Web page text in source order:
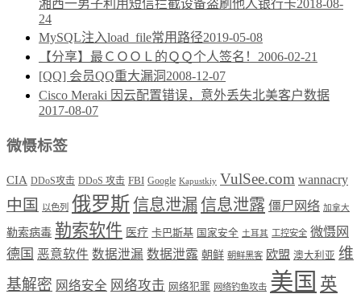
湘西一男子利用短信拦截设备盗刷他人银行卡2018-08-
24
MySQL注入load_file常用路径2019-05-08
【分享】最ＣＯＯＬ的ＱＱ个人签名！ 2006-02-21
[QQ] 会员QQ重大漏洞 2008-12-07
Cisco Meraki 因云配置错误，意外丢失北美客户数据
2017-08-07
微慑标签
CIA DDoS攻击 DDoS 攻击 FBI Google Kapustkiy VulSee.com wannacry
中国 以色列 俄罗斯信息泄漏信息泄露 僵尸网络 加拿大
勒索病毒 勒索软件 医疗 卡巴斯基 国家安全 土耳其 工控安全 微慑网
德国 恶意软件 数据泄漏 数据泄露 朝鲜 朝鲜黑客 欧盟 澳大利亚 维
基解密 网络安全 网络攻击 网络犯罪 网络钓鱼攻击 美国 英